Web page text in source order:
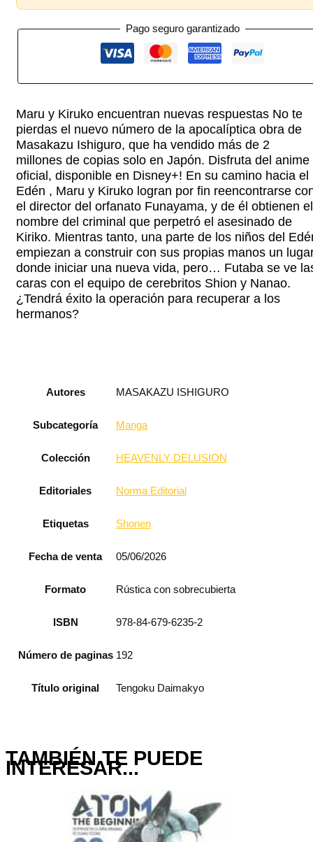
Pago seguro garantizado
Maru y Kiruko encuentran nuevas respuestas No te
pierdas el nuevo número de la apocalíptica obra de
Masakazu Ishiguro, que ha vendido más de 2
millones de copias solo en Japón. Disfruta del anime
oficial, disponible en Disney+! En su camino hacia el
Edén , Maru y Kiruko logran por fin reencontrarse
el director del orfanato Funayama, y de él obtienen el
nombre del criminal que perpetró el asesinado de
Kiriko. Mientras tanto, una parte de los niños del
empiezan a construir con sus propias manos un
donde iniciar una nueva vida, pero… Futaba se ve
caras con el equipo de cerebritos Shion y Nanao.
¿Tendrá éxito la operación para recuperar a los
hermanos?
Autores MASAKAZU ISHIGURO
Subcategoría Manga
Colección HEAVENLY DELUSION
Editoriales Norma Editorial
Etiquetas Shonen
Fecha de venta 05/06/2026
Formato Rústica con sobrecubierta
ISBN 978-84-679-6235-2
Número de paginas 192
Título original Tengoku Daimakyo
TAMBIÉN TE PUEDE
INTERESAR...